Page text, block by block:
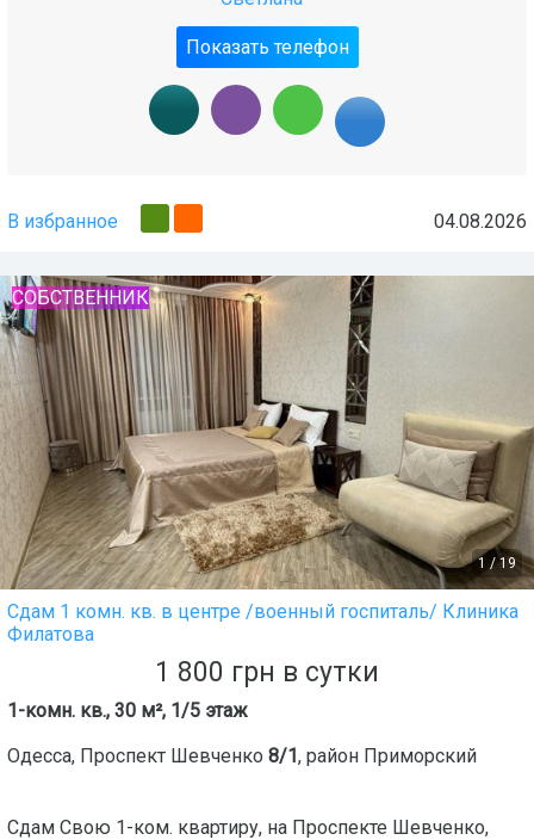
Показать телефон
В избранное 04.08.2026
1 /19
СОБСТВЕННИК
Сдам 1 комн. кв. в центре /военный госпиталь/ Клиника
Филатова
1 800 грн в сутки
1-комн. кв., 30 м², 1/5 этаж
Одесса, Проспект Шевченко 8/1, район Приморский
Сдам Свою 1-ком. квартиру, на Проспекте Шевченко,